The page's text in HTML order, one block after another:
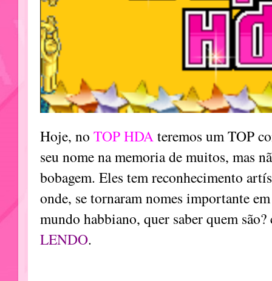
Hoje, no TOP HDAteremos um TOP
seu nome na memoria de muitos, mas
bobagem. Eles tem reconhecimento
onde, se tornaram nomes importante
mundo habbiano, quer saber quem
LENDO.